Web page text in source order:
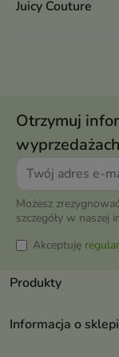
Juicy Couture
Otrzymuj
wyprzedażach
Możesz
szczegóły w naszej
Akceptuję
Produkty
Informacja o